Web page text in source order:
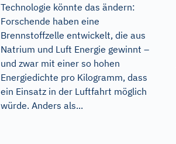
Technologie könnte das ändern:
Forschende haben eine
Brennstoffzelle entwickelt, die aus
Natrium und Luft Energie gewinnt –
und zwar mit einer so hohen
Energiedichte pro Kilogramm, dass
ein Einsatz in der Luftfahrt möglich
würde. Anders als...